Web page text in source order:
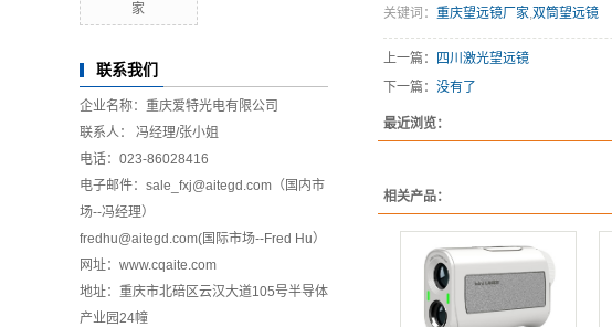
家
联系我们
企业名称：重庆爱特光电有限公司
联系人： 冯经理/张小姐
电话：023-86028416
电子邮件：sale_fxj@aitegd.com（国内市
场--冯经理）
fredhu@aitegd.com(国际市场--Fred Hu）
网址： www.cqaite.com
地址：重庆市北碚区云汉大道105号半导体
产业园24幢
关键词： 重庆望远镜厂家,双筒望远镜
上一篇：
四川激光望远镜
下一篇： 没有了
最近浏览：
相关产品：